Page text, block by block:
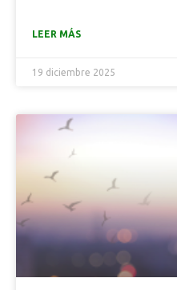
LEER MÁS
19 diciembre 2025